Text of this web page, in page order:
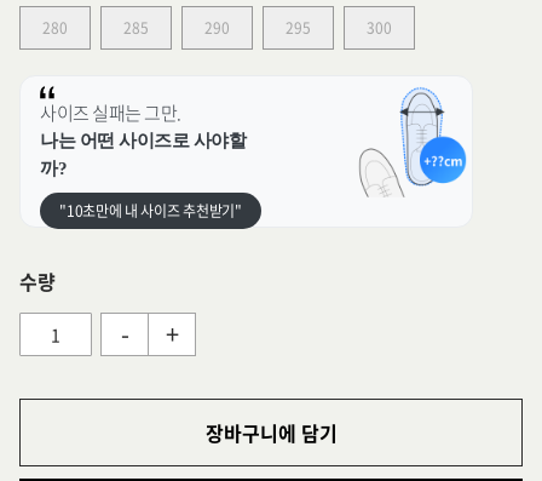
280 285 290 295 300
사이즈 실패는 그만.
나는 어떤 사이즈로 사야할
까?
"10초만에 내 사이즈 추천받기"
수량
- +
장바구니에 담기